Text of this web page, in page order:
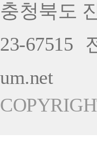
충청북도
23-67515
um.net